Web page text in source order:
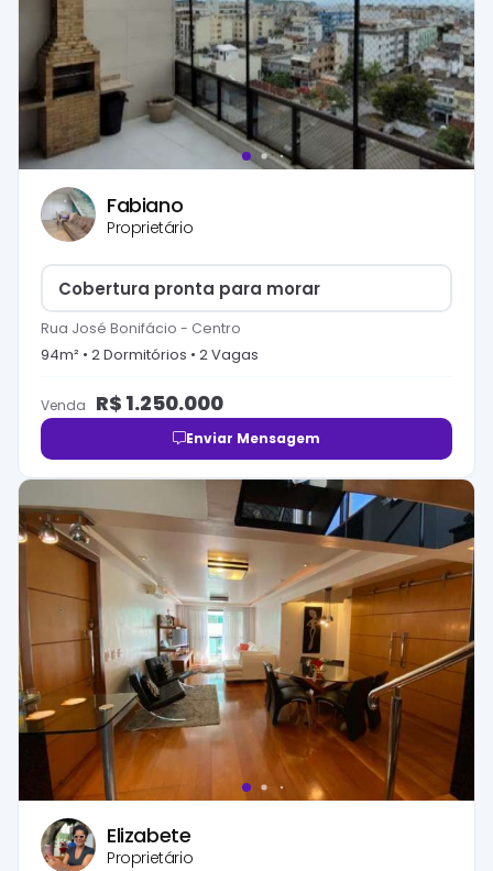
Fabiano
Proprietário
Cobertura pronta para morar
Rua José Bonifácio - Centro
94m² • 2Dormitórios • 2Vagas
Venda R$ 1.250.000
Enviar Mensagem
Elizabete
Proprietário